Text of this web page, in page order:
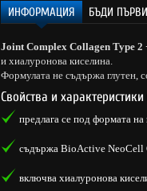
ИНФОРМАЦИЯ БЪДИ
Joint Complex Collagen Type
и хиалуронова киселина.
Формулата не съдържа глутен,
Свойства и
предлага се под формата на
съдържа BioActive NeoCell
включва хиалуронова